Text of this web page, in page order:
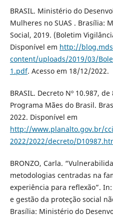
BRASIL. Ministério do
Mulheres no SUAS . Brasília:
Social, 2019. (Boletim
Disponível em http://
content/uploads/2019/03/
1.pdf. Acesso em 18/12/2022.
BRASIL. Decreto Nº 10.987,
Programa Mães do Brasil.
2022. Disponível em
http://www.planalto.gov.br/
2022/2022/decreto/
BRONZO, Carla.
metodologias centradas na
experiência para reflexão”. In:
e gestão da proteção social
Brasília: Ministério do